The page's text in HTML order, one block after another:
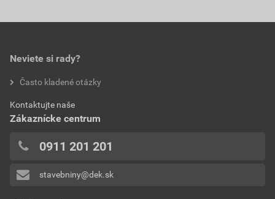
Neviete si rady?
Často kladené otázky
Kontaktujte naše
Zákaznícke centrum
0911 201 201
stavebniny@dek.sk